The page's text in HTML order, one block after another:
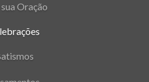
sua Oração